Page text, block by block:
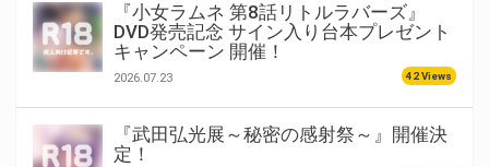
『小女ラムネ 第8話リトルラバーズ』
DVD発売記念 サイン入り台本プレゼント
キャンペーン 開催！
2026.07.23 42 Views
『武田弘光展～秘密の感射祭～』開催決
定！